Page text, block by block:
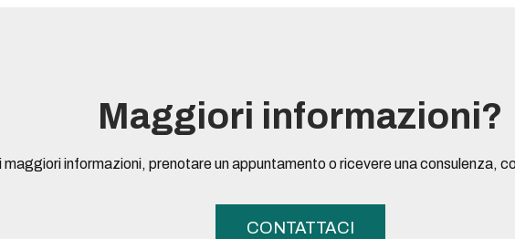
Maggiori informazioni?
maggiori informazioni, prenotare un appuntamento o ricevere una consulenza,
CONTATTACI